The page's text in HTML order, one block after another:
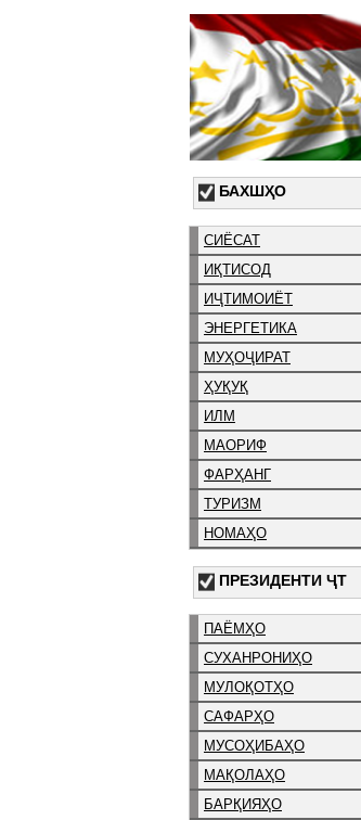
БАХШҲО
СИЁСАТ
ИҚТИСОД
ИҶТИМОИЁТ
ЭНЕРГЕТИКА
МУҲОҶИРАТ
ҲУҚУҚ
ИЛМ
МАОРИФ
ФАРҲАНГ
ТУРИЗМ
НОМАҲО
ПРЕЗИДЕНТИ ҶТ
ПАЁМҲО
СУХАНРОНИҲО
МУЛОҚОТҲО
САФАРҲО
МУСОҲИБАҲО
МАҚОЛАҲО
БАРҚИЯҲО